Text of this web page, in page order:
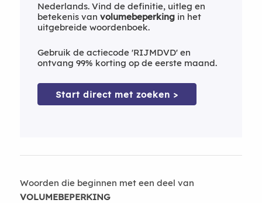
Nederlands. Vind de definitie, uitleg en
betekenis van volumebeperkingin het
uitgebreide woordenboek.
Gebruik de actiecode 'RIJMDVD' en
ontvang 99% korting op de eerste maand.
Start direct met zoeken >
Woorden die beginnen met een deel van
VOLUMEBEPERKING